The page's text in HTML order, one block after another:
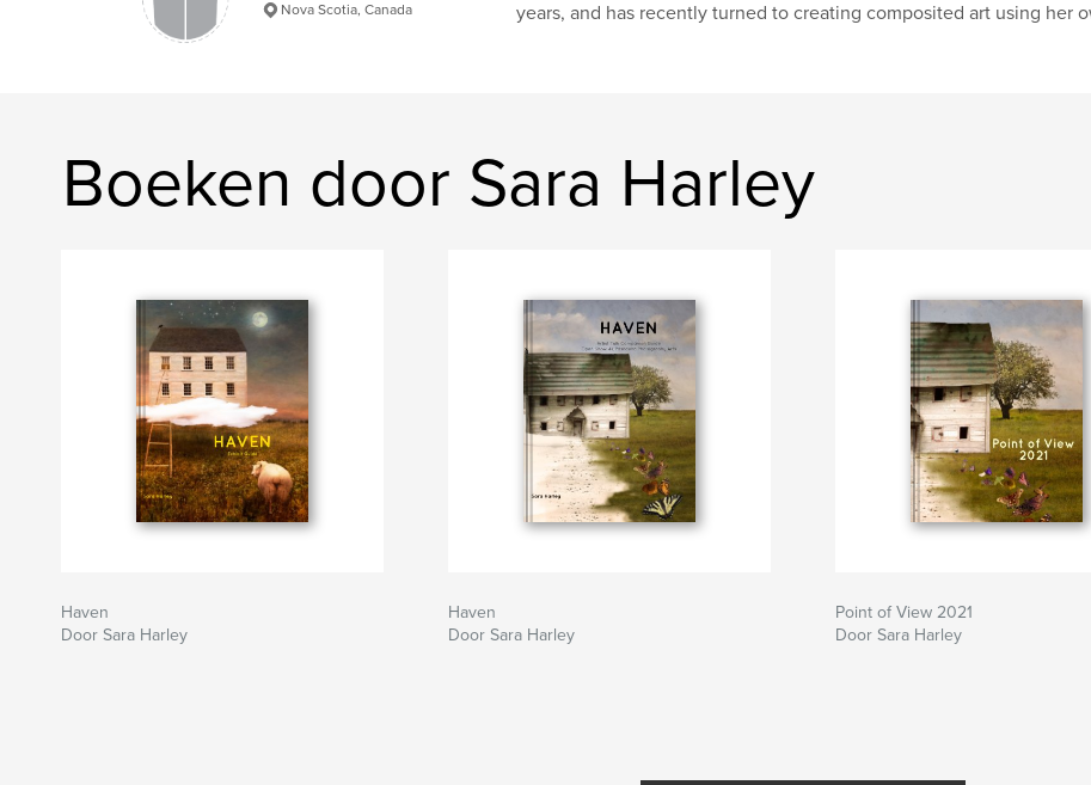
Nova Scotia, Canada
years, and has recently turned to creating composited art using her
Boeken door Sara Harley
Haven
Door Sara Harley
Haven
Door Sara Harley
Point of View 2021
Door Sara Harley